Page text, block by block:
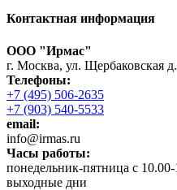
Контактная информация
ООО "Ирмас"
г. Москва, ул. Щербаковская
Телефоны:
+7 (495) 506-2635
+7 (903) 540-5533
email:
infо@irmas.ru
Часы работы:
понедельник-пятница с 10.00-
выходные дни